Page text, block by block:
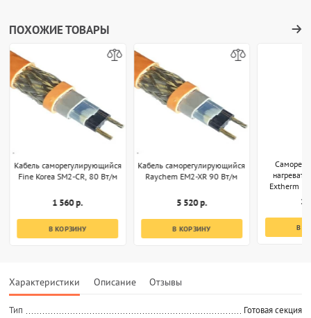
ПОХОЖИЕ ТОВАРЫ
Кабель саморегулирующийся
Fine Korea SM2-CR, 80 Вт/м
1 560 р.
В КОРЗИНУ
Кабель саморегулирующийся
Raychem EM2-XR 90 Вт/м
5 520 р.
В КОРЗИНУ
Extherm
1
В
Характеристики Описание Отзывы
Тип
Готовая секция